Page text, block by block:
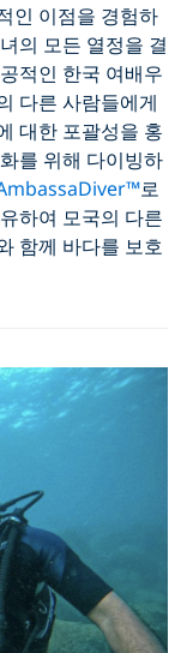
인 이점을 경험하
의 모든 열정을 결
적인 한국 여배우
다른 사람들에게
대한 포괄성을 홍
를 위해 다이빙하
로
하여 모국의 다른
함께 바다를 보호